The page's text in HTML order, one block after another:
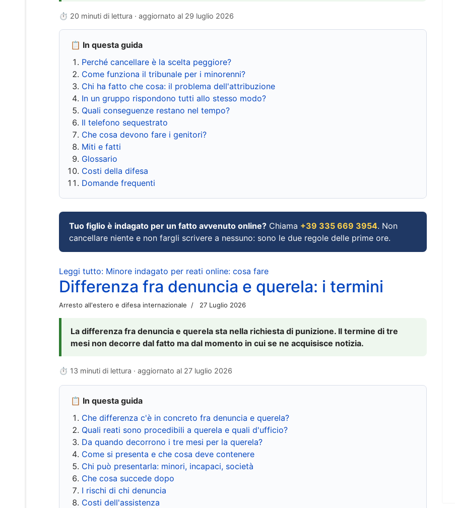
⏱ 20 minuti di lettura · aggiornato al 29 luglio 2026
📋 In questa guida
Perché cancellare è la scelta peggiore?
Come funziona il tribunale per i minorenni?
Chi ha fatto che cosa: il problema dell'attribuzione
In un gruppo rispondono tutti allo stesso modo?
Quali conseguenze restano nel tempo?
Il telefono sequestrato
Che cosa devono fare i genitori?
Miti e fatti
Glossario
Costi della difesa
Domande frequenti
Tuo figlio è indagato per un fatto avvenuto online? Chiama +39 335 669 3954. Non
cancellare niente e non fargli scrivere a nessuno: sono le due regole delle prime ore.
Leggi tutto: Minore indagato per reati online: cosa fare
Differenza fra denuncia e querela: i termini
Arresto all'estero e difesa internazionale 27 Luglio 2026
La differenza fra denuncia e querela sta nella richiesta di punizione. Il termine di tre
mesi non decorre dal fatto ma dal momento in cui se ne acquisisce notizia.
⏱ 13 minuti di lettura · aggiornato al 27 luglio 2026
📋 In questa guida
Che differenza c'è in concreto fra denuncia e querela?
Quali reati sono procedibili a querela e quali d'ufficio?
Da quando decorrono i tre mesi per la querela?
Come si presenta e che cosa deve contenere
Chi può presentarla: minori, incapaci, società
Che cosa succede dopo
I rischi di chi denuncia
Costi dell'assistenza